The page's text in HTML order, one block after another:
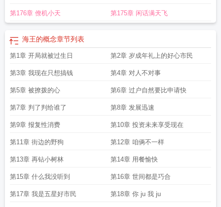
第176章 僚机小天 第175章 闲话满天飞
海王的概念章节列表
第1章 开局就被过生日 第2章 岁成年礼上的好心市民
第3章 我现在只想搞钱 第4章 对人不对事
第5章 被撩拨的心 第6章 过户自然要比申请快
第7章 判了判给谁了 第8章 发展迅速
第9章 报复性消费 第10章 投资未来享受现在
第11章 街边的野狗 第12章 咱俩不一样
第13章 再钻小树林 第14章 用餐愉快
第15章 什么我没听到 第16章 世间都是巧合
第17章 我是五星好市民 第18章 你 ju 我 ju